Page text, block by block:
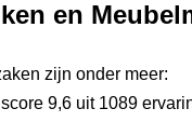
en
zijn onder meer:
score 9,6 uit 1089